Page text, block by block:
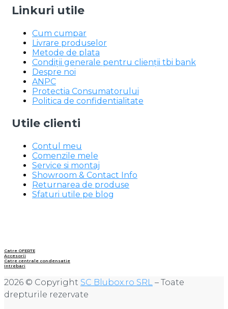
Linkuri utile
Cum cumpar
Livrare produselor
Metode de plata
Condiții generale pentru clienții tbi bank
Despre noi
ANPC
Protectia Consumatorului
Politica de confidentialitate
Utile clienti
Contul meu
Comenzile mele
Service si montaj
Showroom & Contact Info
Returnarea de produse
Sfaturi utile pe blog
Catre OFERTE
Accesorii
Catre centrale condensatie
Intrebari
2026 © Copyright SC Blubox.ro SRL – Toate
drepturile rezervate